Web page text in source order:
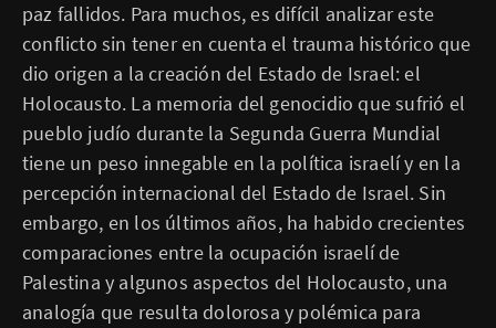
paz fallidos. Para muchos, es difícil analizar este
conflicto sin tener en cuenta el trauma histórico que
dio origen a la creación del Estado de Israel: el
Holocausto. La memoria del genocidio que sufrió el
pueblo judío durante la Segunda Guerra Mundial
tiene un peso innegable en la política israelí y en la
percepción internacional del Estado de Israel. Sin
embargo, en los últimos años, ha habido crecientes
comparaciones entre la ocupación israelí de
Palestina y algunos aspectos del Holocausto, una
analogía que resulta dolorosa y polémica para